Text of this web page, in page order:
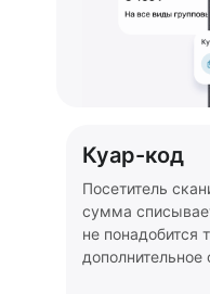
Куар-код
Посетитель
сумма
не понадобится
дополнительное